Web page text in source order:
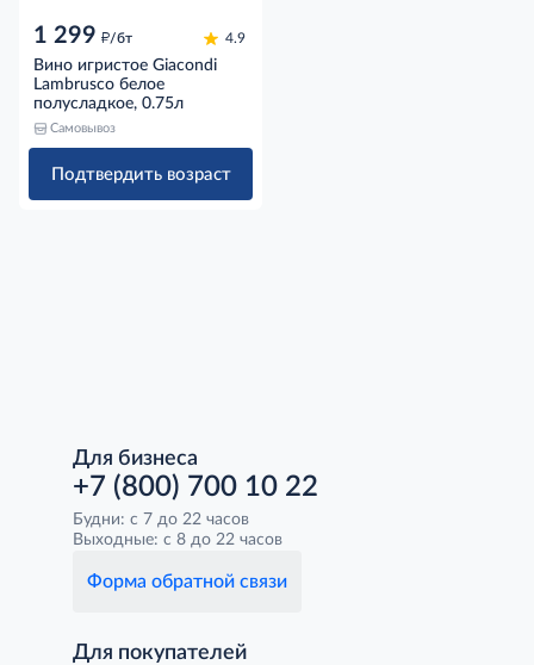
1 299 д/бт 4.9
Вино игристое Giacondi
Lambrusco белое
полусладкое, 0.75л
Самовывоз
Подтвердить возраст
Для бизнеса
+7 (800) 700 10 22
Будни: с 7 до 22 часов
Выходные: с 8 до 22 часов
Форма обратной связи
Для покупателей